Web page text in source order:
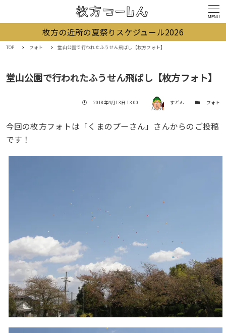
MENU
枚方の近所の夏祭りスケジュール2026
TOP フォト 堂山公園で行われたふうせん飛ばし【枚方フォト】
堂山公園で行われたふうせん飛ばし【枚方フォト】
投稿日
2018年4月13日 13:00 著者 すどん カテゴリー
フォト
今回の枚方フォトは「くまのプーさん」さんからのご投稿
です！